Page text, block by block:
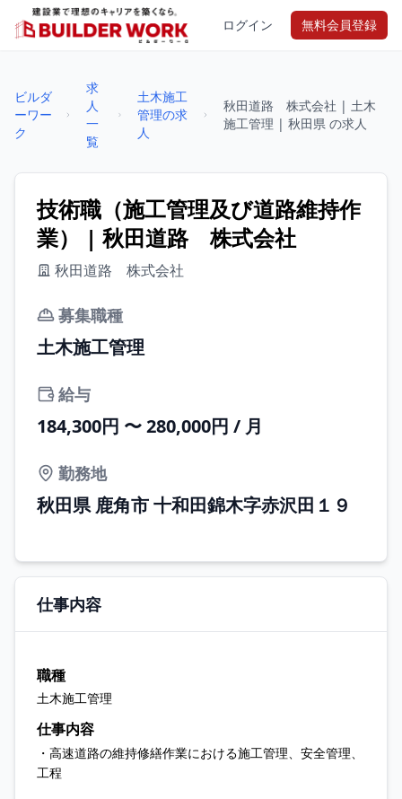
ログイン 無料会員登録
ビルダ
ーワー
ク
求
人
一
覧
土木施工
管理の求
人
秋田道路 株式会社 | 土木
施工管理 | 秋田県 の求人
技術職（施工管理及び道路維持作
業） | 秋田道路 株式会社
秋田道路 株式会社
募集職種
土木施工管理
給与
184,300円 〜 280,000円 / 月
勤務地
秋田県 鹿角市 十和田錦木字赤沢田１９
仕事内容
職種
土木施工管理
仕事内容
・高速道路の維持修繕作業における施工管理、安全管理、
工程